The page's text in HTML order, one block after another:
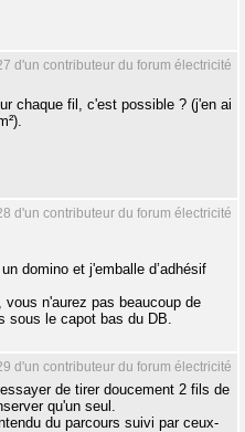
d'un contributeur du forum électricité
chaque fil, c'est possible ? (j'en ai
d'un contributeur du forum électricité
domino et j'emballe d’adhésif
n'aurez pas beaucoup de
sous le capot bas du DB.
d'un contributeur du forum électricité
de tirer doucement 2 fils de
qu'un seul.
du parcours suivi par ceux-